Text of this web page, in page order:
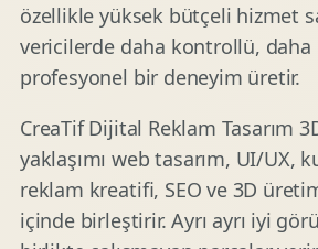
özellikle yüksek bütçeli hizmet
vericilerde daha kontrollü, daha
profesyonel bir deneyim üretir.
CreaTif Dijital Reklam Tasarım
yaklaşımı web tasarım, UI/UX,
reklam kreatifi, SEO ve 3D
içinde birleştirir. Ayrı ayrı iyi